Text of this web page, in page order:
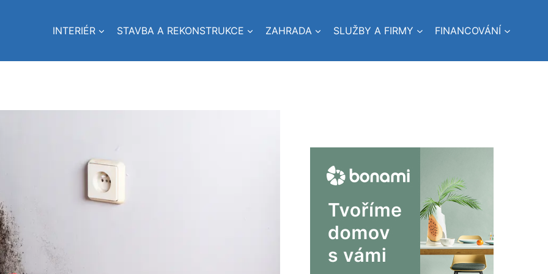
INTERIÉR STAVBA A REKONSTRUKCE ZAHRADA SLUŽBY A FIRMY FINANCOVÁNÍ